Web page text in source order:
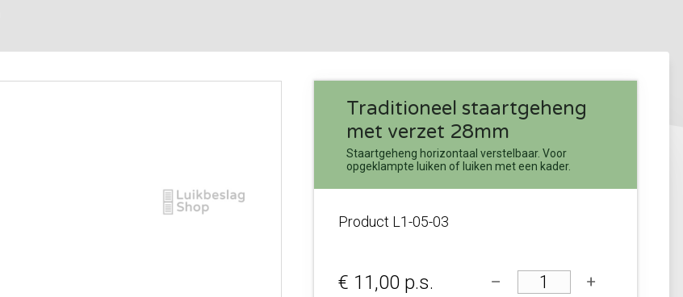
Traditioneel staartgeheng
met verzet 28mm
Staartgeheng horizontaal verstelbaar. Voor
opgeklampte luiken of luiken met een kader.
Product L1-05-03
€ 11,00p.s.